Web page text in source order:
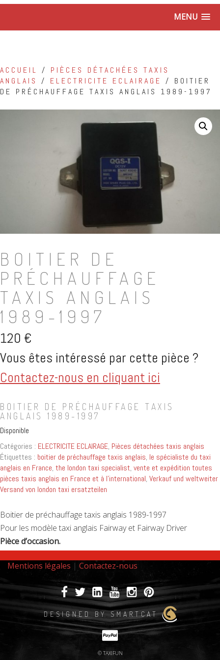
MENU
ACCUEIL / PIÈCES DÉTACHÉES TAXIS
ANGLAIS
/ ELECTRICITE ECLAIRAGE / BOITIER
DE PRÉCHAUFFAGE TAXIS ANGLAIS 1989-1997
BOITIER DE
PRÉCHAUFFAGE
TAXIS ANGLAIS
1989-1997
120 €
Vous êtes intéressé par cette pièce ?
Contactez-nous en cliquant ici
BOITIER DE PRÉCHAUFFAGE TAXIS
ANGLAIS 1989-1997
Disponible
Catégories : ELECTRICITE ECLAIRAGE, Pièces détachées taxis anglais
Étiquettes : boitier de préchauffage taxis anglais, le spécialiste du taxi
anglais en France, the london taxi specialist, vente et expédition toutes
pièces taxis anglais en France et à l'international, Verkauf und weltweiter
Versand von london taxi ersatzteilen
Boitier de préchauffage taxis anglais 1989-1997
Pour les modèle taxi anglais Fairway et Fairway Driver
Pièce d’occasion.
Mentions légales | Contactez-nous
DESIGNED BY SMARTCAT
© TAXIFUN